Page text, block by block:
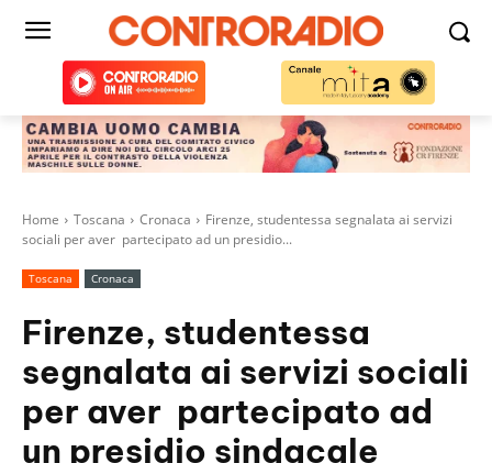
Home Toscana Cronaca
Firenze, studentessa segnalata ai servizi
sociali per aver partecipato ad un presidio...
Toscana Cronaca
Firenze, studentessa
segnalata ai servizi sociali
per aver partecipato ad
un presidio sindacale